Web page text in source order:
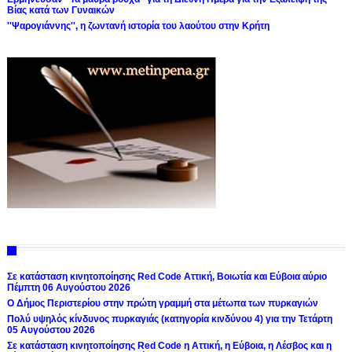
Βίας κατά των Γυναικών
''Ψαρογιάννης'', η ζωντανή ιστορία του λαούτου στην Κρήτη
Σε κατάσταση κινητοποίησης Red Code Αττική, Βοιωτία και Εύβοια αύριο
Πέμπτη 06 Αυγούστου 2026
Ο Δήμος Περιστερίου στην πρώτη γραμμή στα μέτωπα των πυρκαγιών
Πολύ υψηλός κίνδυνος πυρκαγιάς (κατηγορία κινδύνου 4) για την Τετάρτη
05 Αυγούστου 2026
Σε κατάσταση κινητοποίησης Red Code η Αττική, η Εύβοια, η Λέσβος και η